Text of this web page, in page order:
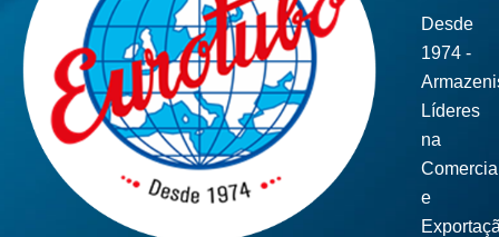
Desde
1974 -
Líderes
na
e